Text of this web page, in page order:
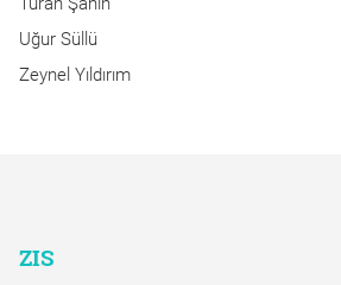
Uğur Süllü
Zeynel Yıldırım
ZIS